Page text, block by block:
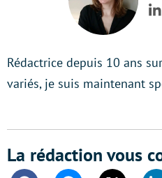
Rédactrice depuis 10 ans
variés, je suis maintenant
La rédaction vous